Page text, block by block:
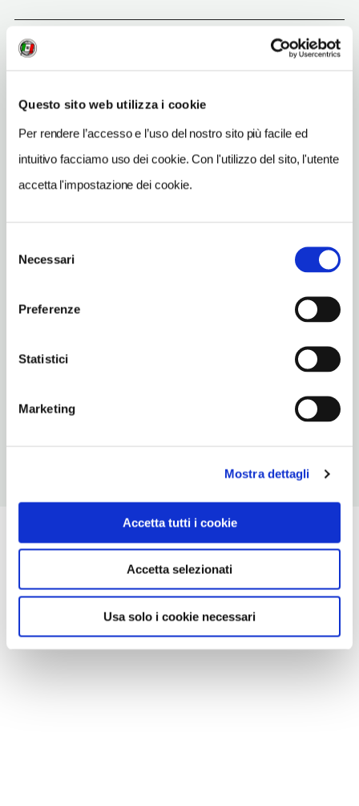
Questo sito web utilizza i cookie
Per rendere l’accesso e l’uso del nostro sito più facile ed
intuitivo facciamo uso dei cookie. Con l'utilizzo del sito, l'utente
accetta l'impostazione dei cookie.
delNecessari
Preferenze
Statistici
Marketing
Mostra dettagli
Accetta tutti i cookie
Accetta selezionati
Usa solo i cookie necessari
Reggio nell´Emilia
INDIRIZZO
Reggio nell´Emilia (RE)
Emilia-Romagna IT
annuale: sempre aperto
ingresso gratuito